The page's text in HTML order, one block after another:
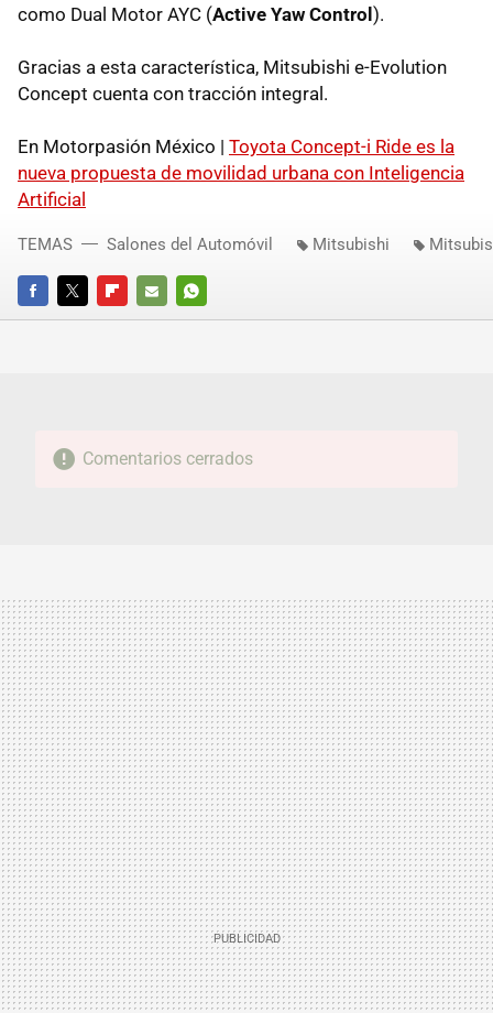
como Dual Motor AYC (Active Yaw Control).
Gracias a esta característica, Mitsubishi e-Evolution
Concept cuenta con tracción integral.
En Motorpasión México | Toyota Concept-i Ride es la
nueva propuesta de movilidad urbana con Inteligencia
Artificial
FACEBOOKTWITTERFLIPBOARD
E-
WHATSAPP
TEMAS Salones del Automóvil Mitsubishi
Comentarios cerrados